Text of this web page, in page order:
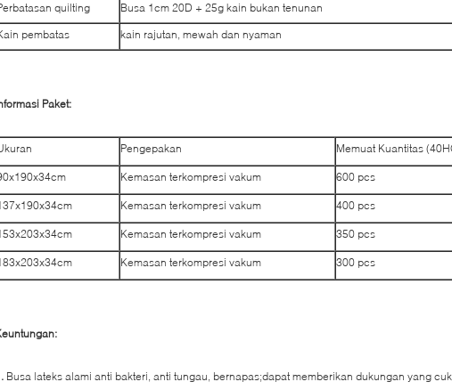
quilting
Busa 1cm 20D + 25g kain bukan tenunan
pembatas
kain rajutan, mewah dan nyaman
Paket:
Pengepakan Memuat Kuantitas
Kemasan terkompresi vakum 600 pcs
Kemasan terkompresi vakum 400 pcs
Kemasan terkompresi vakum 350 pcs
Kemasan terkompresi vakum 300 pcs
Busa lateks alami anti bakteri, anti tungau, bernapas;dapat memberikan dukungan yang